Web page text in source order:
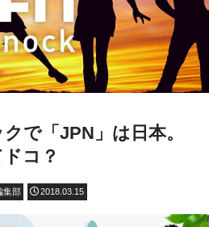
で「JPN」は日本。
コ？
集部 2018.03.15